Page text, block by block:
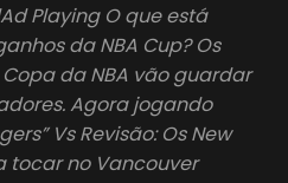
Playing O que está
da NBA Cup? Os
da NBA vão guardar
Agora jogando
Vs Revisão: Os New
tocar no Vancouver